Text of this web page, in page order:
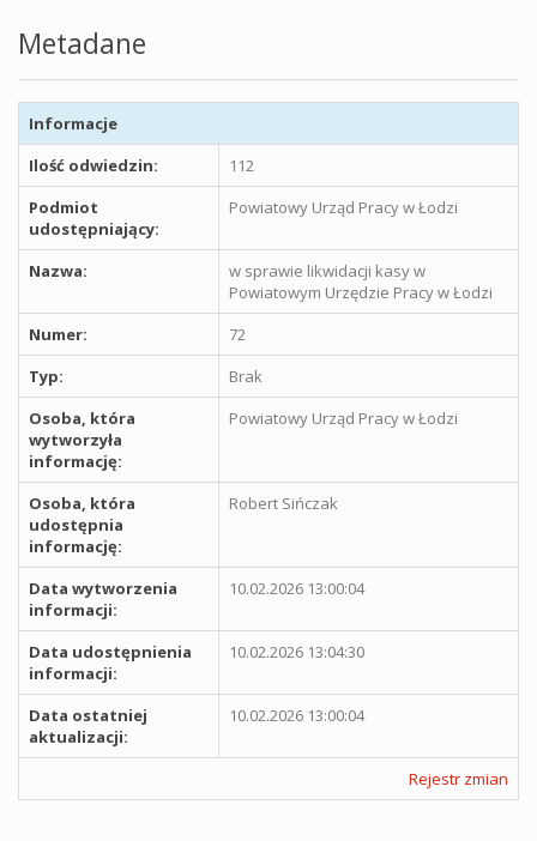
Metadane
Informacje
Ilość odwiedzin:
112
Podmiot
udostępniający:
Powiatowy Urząd Pracy w Łodzi
Nazwa:
w sprawie likwidacji kasy w
Powiatowym Urzędzie Pracy w Łodzi
Numer:
72
Typ:
Brak
Osoba, która
wytworzyła
informację:
Powiatowy Urząd Pracy w Łodzi
Osoba, która
udostępnia
informację:
Robert Sińczak
Data wytworzenia
informacji:
10.02.2026 13:00:04
Data udostępnienia
informacji:
10.02.2026 13:04:30
Data ostatniej
aktualizacji:
10.02.2026 13:00:04
Rejestr zmian